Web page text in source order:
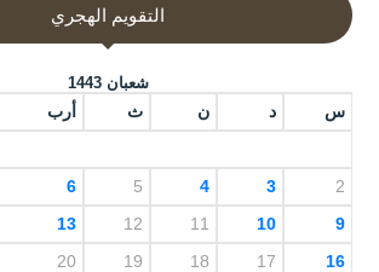
التقويم الهجري
شعبان 1443
س د ن ث أرب
2
3
4
5
6
9
10
11
12
13
16
17
18
19
20